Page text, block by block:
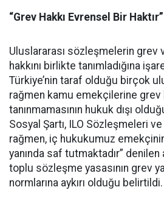
“Grev Hakkı Evrensel Bir Haktır”
Uluslararası sözleşmelerin grev
hakkını birlikte tanımladığına
Türkiye’nin taraf olduğu birçok
rağmen kamu emekçilerine grev
tanınmamasının hukuk dışı
Sosyal Şartı, ILO Sözleşmeleri
rağmen, iç hukukumuz
yanında saf tutmaktadır”
toplu sözleşme yasasının grev
normlarına aykırı olduğu belirtildi.